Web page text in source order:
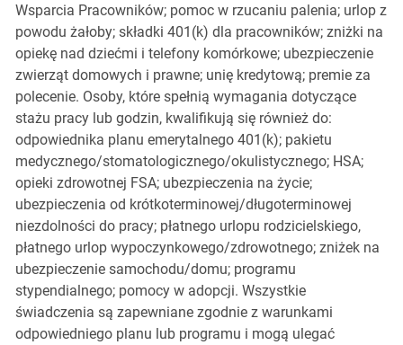
Wsparcia Pracowników; pomoc w rzucaniu palenia; urlop z
powodu żałoby; składki 401(k) dla pracowników; zniżki na
opiekę nad dziećmi i telefony komórkowe; ubezpieczenie
zwierząt domowych i prawne; unię kredytową; premie za
polecenie. Osoby, które spełnią wymagania dotyczące
stażu pracy lub godzin, kwalifikują się również do:
odpowiednika planu emerytalnego 401(k); pakietu
medycznego/stomatologicznego/okulistycznego; HSA;
opieki zdrowotnej FSA; ubezpieczenia na życie;
ubezpieczenia od krótkoterminowej/długoterminowej
niezdolności do pracy; płatnego urlopu rodzicielskiego,
płatnego urlop wypoczynkowego/zdrowotnego; zniżek na
ubezpieczenie samochodu/domu; programu
stypendialnego; pomocy w adopcji. Wszystkie
świadczenia są zapewniane zgodnie z warunkami
odpowiedniego planu lub programu i mogą ulegać